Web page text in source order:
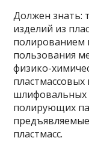
Должен знать:
изделий из
полированием
пользования
физико-
шлифовальных
полирующих
пластмасс.